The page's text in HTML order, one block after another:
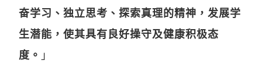
奋学习、独立思考、探索真理的精神，发展学
生潜能，使其具有良好操守及健康积极态
度。 」